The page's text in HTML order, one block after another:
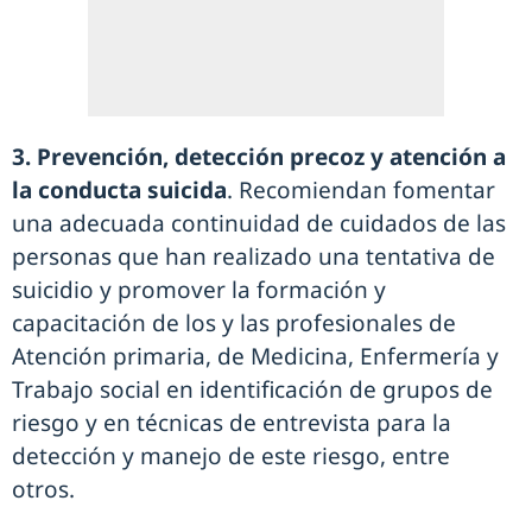
3. Prevención, detección precoz y atención a
la conducta suicida. Recomiendan fomentar
una adecuada continuidad de cuidados de las
personas que han realizado una tentativa de
suicidio y promover la formación y
capacitación de los y las profesionales de
Atención primaria, de Medicina, Enfermería y
Trabajo social en identificación de grupos de
riesgo y en técnicas de entrevista para la
detección y manejo de este riesgo, entre
otros.